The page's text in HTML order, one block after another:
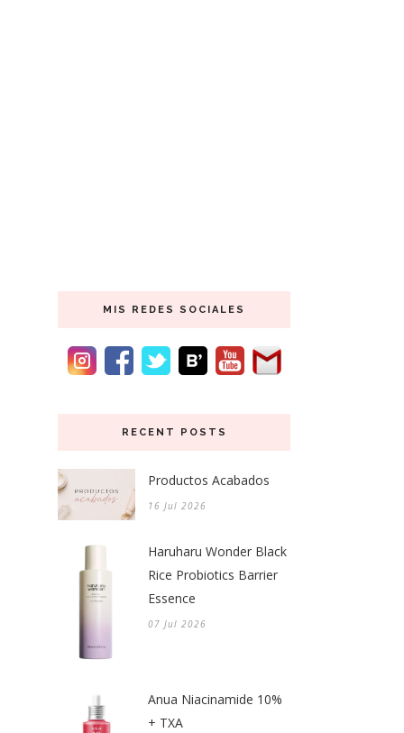
MIS REDES SOCIALES
RECENT POSTS
Productos Acabados
16 Jul 2026
Haruharu Wonder Black
Rice Probiotics Barrier
Essence
07 Jul 2026
Anua Niacinamide 10%
+ TXA